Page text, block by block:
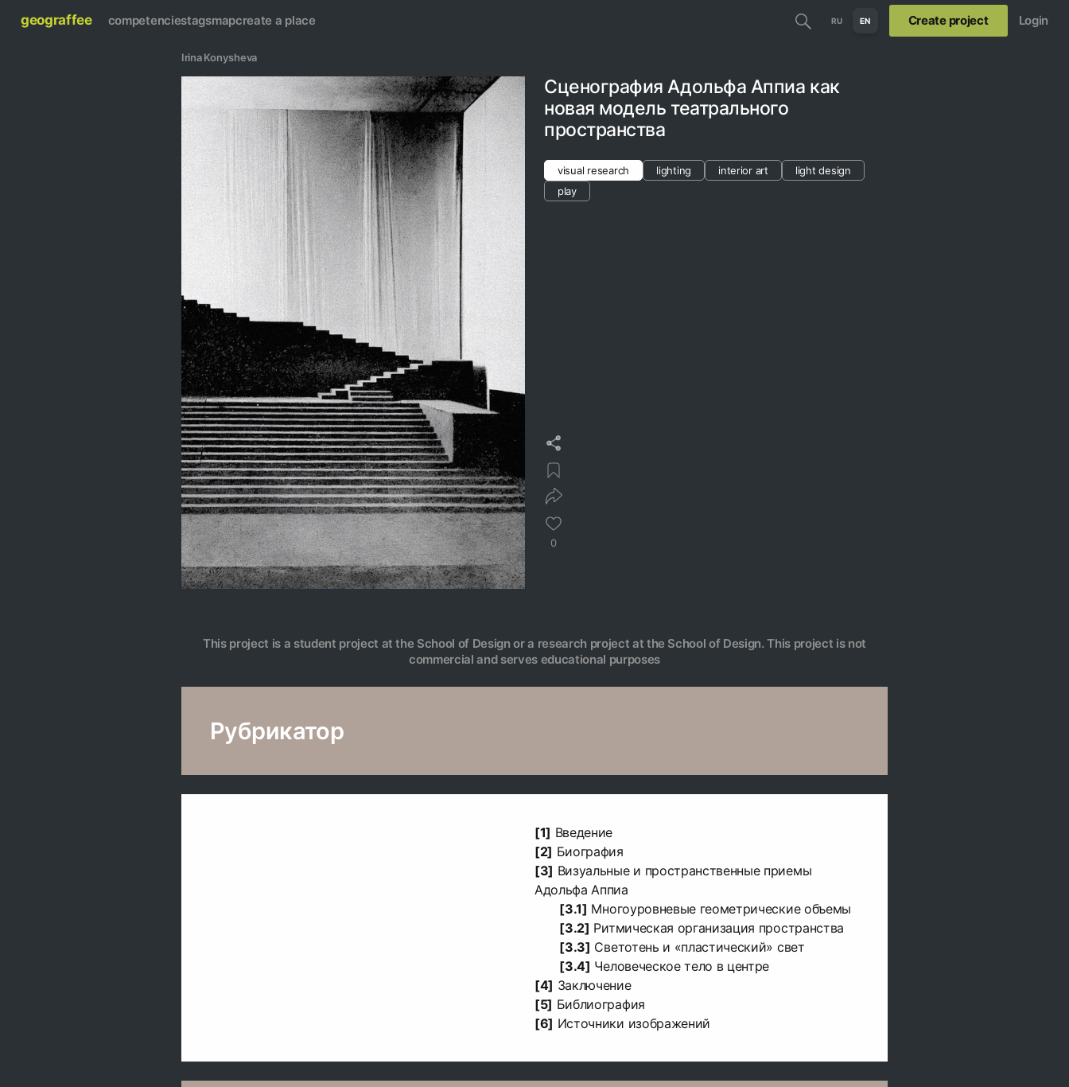
geograffee competenciestagsmapcreate a place RU EN Create project Login
Irina Konysheva
Сценография Адольфа Аппиа как
новая модель театрального
пространства
visual research lighting interior art
light design
play
0
This project is a student project at the School of Design or a research project at the School of Design. This project is not
commercial and serves educational purposes
Рубрикатор
[1]
[2]
[3] Визуальные и пространственные приемы
Адольфа Аппиа
[3.1] Многоуровневые геометрические объемы
[3.2] Ритмическая организация пространства
[3.3] Светотень и «пластический» свет
[3.4]
[4]
Заключение
[5]
[6] Источники изображений